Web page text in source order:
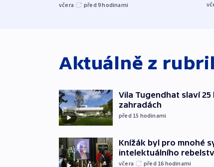
včera před 9hodinami
Aktuálně z
Vila Tugendhat slaví 25
zahradách
před 15 hodinami
Knížák byl pro mnohé
intelektuálního
včera před 16 hodinami